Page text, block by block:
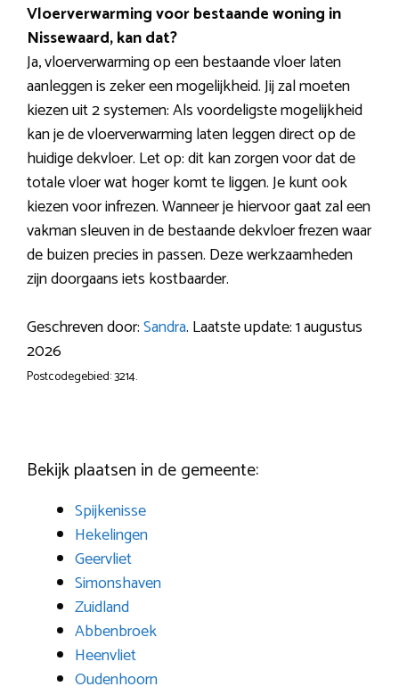
Vloerverwarming voor bestaande woning in
Nissewaard, kan dat?
Ja, vloerverwarming op een bestaande vloer laten
aanleggen is zeker een mogelijkheid. Jij zal moeten
kiezen uit 2 systemen: Als voordeligste mogelijkheid
kan je de vloerverwarming laten leggen direct op de
huidige dekvloer. Let op: dit kan zorgen voor dat de
totale vloer wat hoger komt te liggen. Je kunt ook
kiezen voor infrezen. Wanneer je hiervoor gaat zal een
vakman sleuven in de bestaande dekvloer frezen waar
de buizen precies in passen. Deze werkzaamheden
zijn doorgaans iets kostbaarder.
Geschreven door:Sandra. Laatste update: 1 augustus
2026
Postcodegebied: 3214.
Bekijk plaatsen in de gemeente:
Spijkenisse
Hekelingen
Geervliet
Simonshaven
Zuidland
Abbenbroek
Heenvliet
Oudenhoorn